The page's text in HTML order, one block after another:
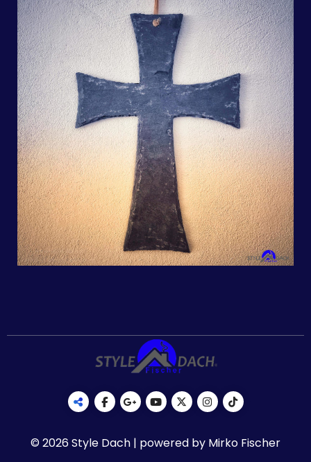
© 2026 Style Dach | powered by Mirko Fischer